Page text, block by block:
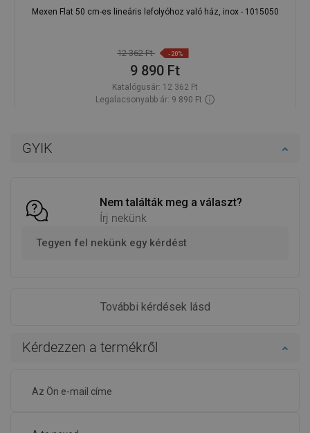
GYIK
Nem találták meg a választ?
Írj nekünk
Tegyen fel nekünk egy kérdést
További kérdések lásd
Kérdezzen a termékről
Mexen Flat 50 cm-es lineáris lefolyóhoz való ház, inox - 1015050
12 362 Ft -20%
9 890 Ft
Katalógusár: 12 362 Ft
Legalacsonyabb ár: 9 890 Ft